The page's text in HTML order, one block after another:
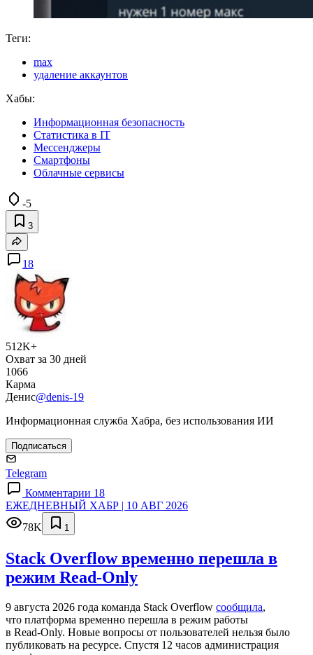
Теги:
max
удаление аккаунтов
Хабы:
Информационная безопасность
Статистика в IT
Мессенджеры
Смартфоны
Облачные сервисы
-5
3
18
512K+
Охват за 30 дней
1066
Карма
Денис@denis-19
Информационная служба Хабра, без использования ИИ
Подписаться
Telegram
Комментарии 18
ЕЖЕДНЕВНЫЙ ХАБР | 10 АВГ 2026
78K
1
Stack Overflow временно перешла в
режим Read-Only
9 августа 2026 года команда Stack Overflow сообщила,
что платформа временно перешла в режим работы
в Read‑Only. Новые вопросы от пользователей нельзя было
публиковать на ресурсе. Спустя 12 часов администрация